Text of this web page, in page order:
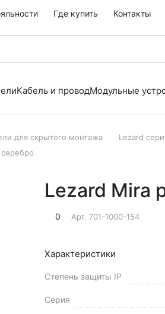
Где купить Контакты
Кабель и проводМодульные
для скрытого монтажа Lezard
Lezard Mira
0 Арт. 701-1000-154
Характеристики
Степень защиты IP
Серия